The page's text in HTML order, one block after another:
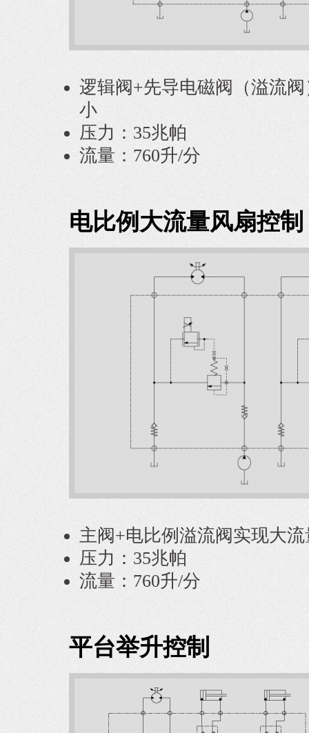
逻辑阀+先导电磁阀（溢流
小
压力：35兆帕
流量：760升/分
电比例大流量风扇控制
主阀+电比例溢流阀实现大
压力：35兆帕
流量：760升/分
平台举升控制